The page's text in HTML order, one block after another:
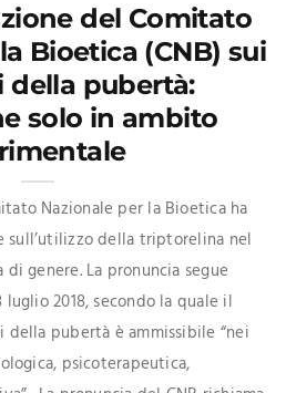
del Comitato
Bioetica (CNB) sui
della pubertà:
solo in ambito
Nazionale per la Bioetica ha
sull’utilizzo della triptorelina nel
genere. La pronuncia segue
2018, secondo la quale il
della pubertà è ammissibile “nei
psicoterapeutica,